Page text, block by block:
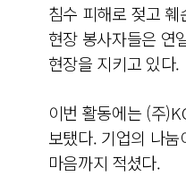
침수 피해로 젖고
현장 봉사자들은 연
현장을 지키고 있다.
이번 활동에는 (주
보탰다. 기업의 나
마음까지 적셨다.